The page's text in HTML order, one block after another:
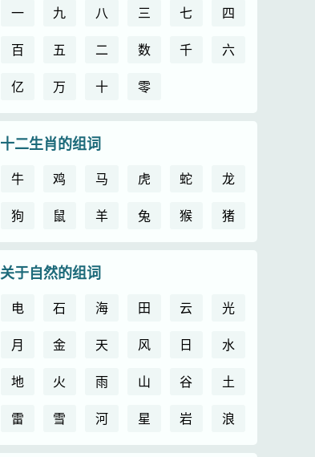
一 九 八 三 七
四
百
五 二 数 千
六
亿
万 十 零
十二生肖的组词
牛 鸡 马 虎 蛇
龙
狗
鼠 羊 兔 猴 猪
关于自然的组词
电 石 海 田 云
光
月
金 天 风 日
水
地
火 雨 山 谷
土
雷
雪 河 星 岩 浪